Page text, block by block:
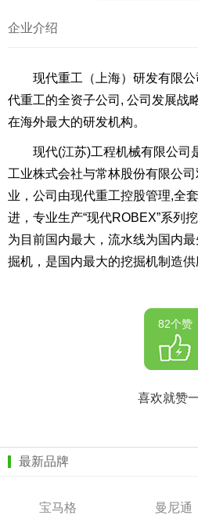
企业介绍
现代重工（上海）研发有限
代重工的全资子公司, 公司发展战
在海外最大的研发机构。
现代(江苏)工程机械有限公司
工业株式会社与常林股份有限公
业，公司由现代重工控股管理,全
进，专业生产“现代ROBEX”系列
为目前国内最大，流水线为国内
掘机，是国内最大的挖掘机制造供
82个赞
喜欢就赞
最新品牌
宝马格 曼尼通